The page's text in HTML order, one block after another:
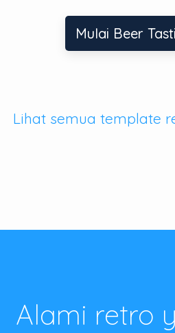
Mulai Beer
Lihat semua template
Alami retro